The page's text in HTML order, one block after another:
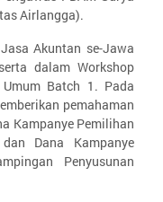
Airlangga).
Akuntan se-Jawa
dalam Workshop
Batch 1. Pada
pemahaman
Kampanye Pemilihan
Dana Kampanye
Penyusunan